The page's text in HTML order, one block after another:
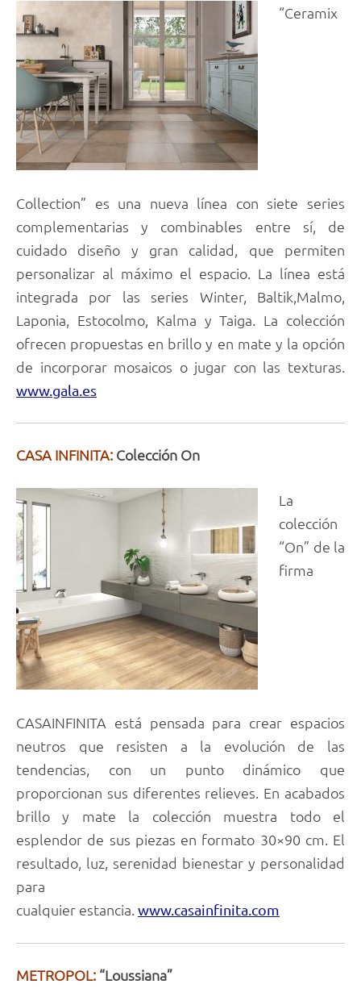
“Ceramix
Collection” es una nueva línea con siete series
complementarias y combinables entre sí, de
cuidado diseño y gran calidad, que permiten
personalizar al máximo el espacio. La línea está
integrada por las series Winter, Baltik,Malmo,
Laponia, Estocolmo, Kalma y Taiga. La colección
ofrecen propuestas en brillo y en mate y la opción
de incorporar mosaicos o jugar con las texturas.
www.gala.es
CASA INFINITA: Colección On
La
colección
“On” de la
firma
CASAINFINITA está pensada para crear espacios
neutros que resisten a la evolución de las
tendencias, con un punto dinámico que
proporcionan sus diferentes relieves. En acabados
brillo y mate la colección muestra todo el
esplendor de sus piezas en formato 30×90 cm. El
resultado, luz, serenidad bienestar y personalidad
para
cualquier estancia. www.casainfinita.com
METROPOL: “Loussiana”